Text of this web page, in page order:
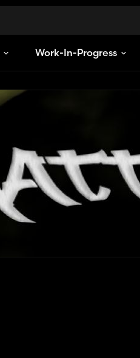
Work-In-Progress